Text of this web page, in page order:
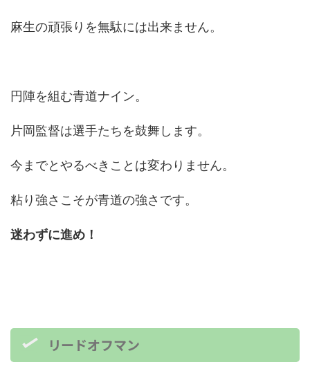
麻生の頑張りを無駄には出来ません。
円陣を組む青道ナイン。
片岡監督は選手たちを鼓舞します。
今までとやるべきことは変わりません。
粘り強さこそが青道の強さです。
迷わずに進め！
リードオフマン